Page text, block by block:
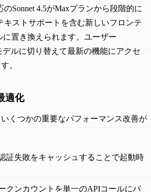
Sonnet 4.5がMaxプランから段階的に
キストサポートを含む新しいフロンテ
に置き換えられます。ユーザー
デルに切り替えて最新の機能にアクセ
。
適化
くつかの重要なパフォーマンス改善が
証失敗をキャッシュすることで起動時
クンカウントを単一のAPIコールにバ